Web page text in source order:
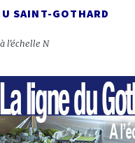
SAINT-GOTHARD
à l'échelle N